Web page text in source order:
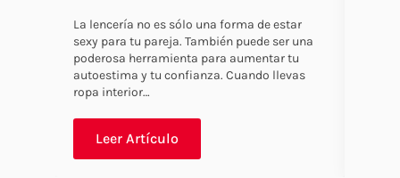
La lencería no es sólo una forma de estar
sexy para tu pareja. También puede ser una
poderosa herramienta para aumentar tu
autoestima y tu confianza. Cuando llevas
ropa interior…
Leer Artículo